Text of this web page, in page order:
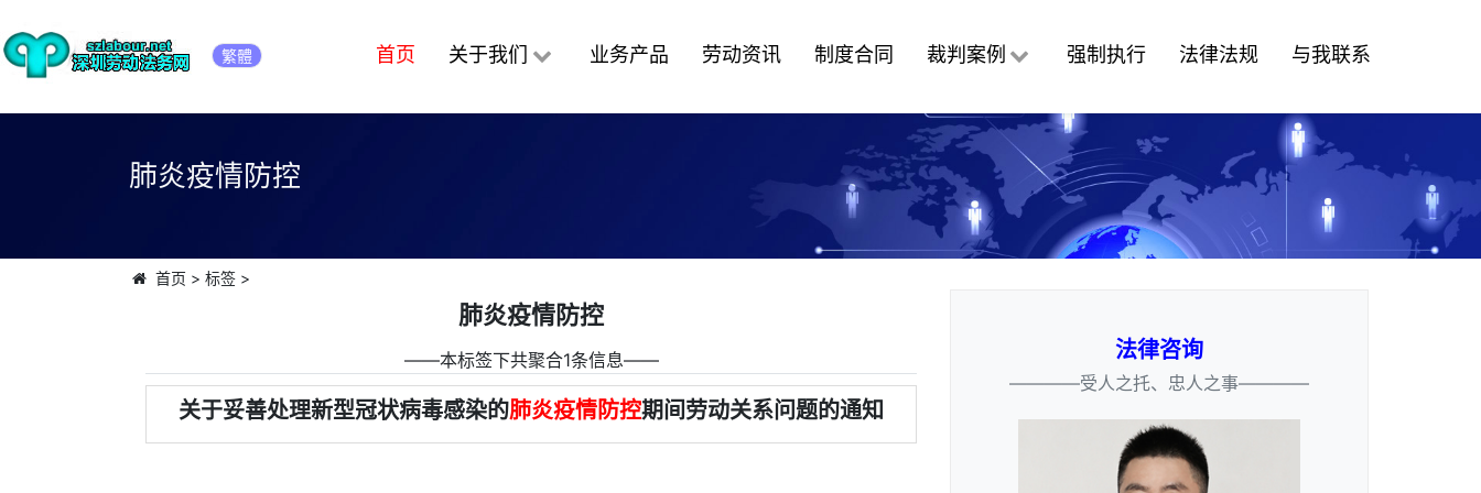
繁體 首页 关于我们 业务产品 劳动资讯 制度合同 裁判案例 强制执行 法律法规 与我联系
肺炎疫情防控
首页 > 标签>
肺炎疫情防控
――本标签下共聚合1条信息――
关于妥善处理新型冠状病毒感染的肺炎疫情防控期间劳动关系问题的通知
法律咨询
————受人之托、忠人之事————